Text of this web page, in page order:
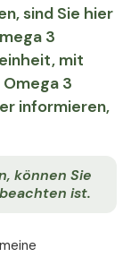
sind Sie hier
3
mit
3
informieren,
können Sie
ist.